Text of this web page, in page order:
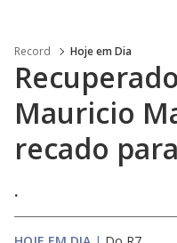
Record Hoje em Dia
Mauricio
recado
.